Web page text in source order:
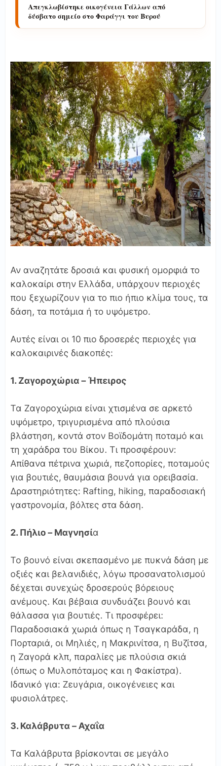
Απεγκλωβίστηκε οικογένεια Γάλλων από
δύσβατο σημείο στο Φαράγγι του Βυρού
Αν αναζητάτε δροσιά και φυσική ομορφιά το
καλοκαίρι στην Ελλάδα, υπάρχουν περιοχές
που ξεχωρίζουν για το πιο ήπιο κλίμα τους, τα
δάση, τα ποτάμια ή το υψόμετρο.
Αυτές είναι οι 10 πιο δροσερές περιοχές για
καλοκαιρινές διακοπές:
1. Ζαγοροχώρια – Ήπειρος
Τα Ζαγοροχώρια είναι χτισμένα σε αρκετό
υψόμετρο, τριγυρισμένα από πλούσια
βλάστηση, κοντά στον Βοϊδομάτη ποταμό και
τη χαράδρα του Βίκου. Τι προσφέρουν:
Απίθανα πέτρινα χωριά, πεζοπορίες, ποταμούς
για βουτιές, θαυμάσια βουνά για ορειβασία.
Δραστηριότητες: Rafting, hiking, παραδοσιακή
γαστρονομία, βόλτες στα δάση.
2. Πήλιο – Μαγνησία
Το βουνό είναι σκεπασμένο με πυκνά δάση με
οξιές και βελανιδιές, λόγω προσανατολισμού
δέχεται συνεχώς δροσερούς βόρειους
ανέμους. Και βέβαια συνδυάζει βουνό και
θάλασσα για βουτιές. Τι προσφέρει:
Παραδοσιακά χωριά όπως η Τσαγκαράδα, η
Πορταριά, οι Μηλιές, η Μακρινίτσα, η Βυζίτσα,
η Ζαγορά κλπ, παραλίες με πλούσια σκιά
(όπως ο Μυλοπόταμος και η Φακίστρα).
Ιδανικό για: Ζευγάρια, οικογένειες και
φυσιολάτρες.
3. Καλάβρυτα – Αχαΐα
Τα Καλάβρυτα βρίσκονται σε μεγάλο